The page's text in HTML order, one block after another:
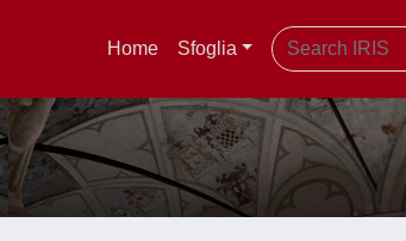
Home Sfoglia